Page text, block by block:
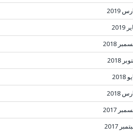
2019
2018
2018
2018
2017
2017